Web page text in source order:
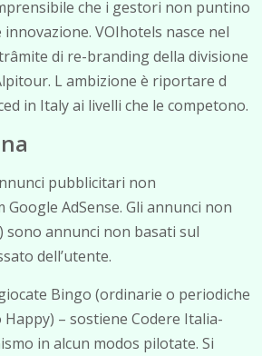
che i gestori non puntino
VOIhotels nasce nel
di re-branding della divisione
L ambizione è riportare d
in Italy ai livelli che le competono.
pubblicitari non
AdSense. Gli annunci non
sono annunci non basati sul
dell’utente.
Bingo (ordinarie o periodiche
– sostiene Codere Italia-
in alcun modos pilotate. Si